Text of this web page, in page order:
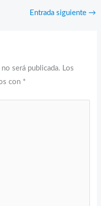
Entrada siguiente →
será publicada. Los
con *